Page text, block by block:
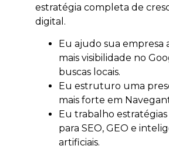
estratégia completa de
digital.
Eu ajudo sua empresa
mais visibilidade no
buscas locais.
Eu estruturo uma
mais forte em
Eu trabalho
para SEO, GEO e
artificiais.